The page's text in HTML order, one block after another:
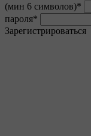
(мин 6 символов)*
пароля*
Зарегистрироваться